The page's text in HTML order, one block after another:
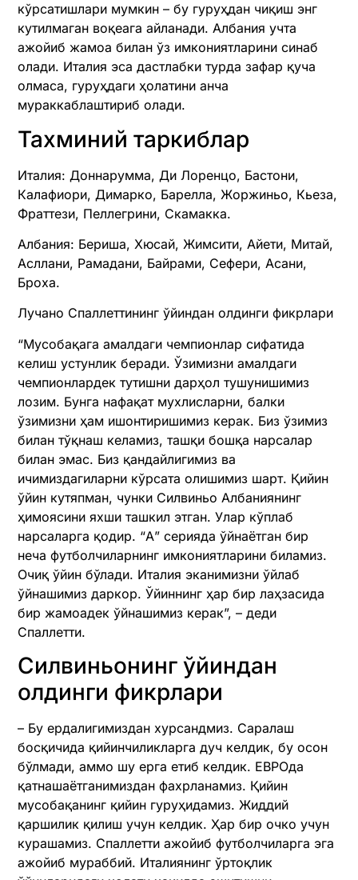
кўрсатишлари мумкин – бу гуруҳдан чиқиш энг
кутилмаган воқеага айланади. Албания учта
ажойиб жамоа билан ўз имкониятларини синаб
олади. Италия эса дастлабки турда зафар қуча
олмаса, гуруҳдаги ҳолатини анча
мураккаблаштириб олади.
Тахминий таркиблар
Италия: Доннарумма, Ди Лоренцо, Бастони,
Калафиори, Димарко, Барелла, Жоржиньо, Кьеза,
Фраттези, Пеллегрини, Скамакка.
Албания: Бериша, Хюсай, Жимсити, Айети, Митай,
Асллани, Рамадани, Байрами, Сефери, Асани,
Броха.
Лучано Спаллеттининг ўйиндан олдинги фикрлари
“Мусобақага амалдаги чемпионлар сифатида
келиш устунлик беради. Ўзимизни амалдаги
чемпионлардек тутишни дарҳол тушунишимиз
лозим. Бунга нафақат мухлисларни, балки
ўзимизни ҳам ишонтиришимиз керак. Биз ўзимиз
билан тўқнаш келамиз, ташқи бошқа нарсалар
билан эмас. Биз қандайлигимиз ва
ичимиздагиларни кўрсата олишимиз шарт. Қийин
ўйин кутяпман, чунки Силвиньо Албаниянинг
ҳимоясини яхши ташкил этган. Улар кўплаб
нарсаларга қодир. “А” серияда ўйнаётган бир
неча футболчиларнинг имкониятларини биламиз.
Очиқ ўйин бўлади. Италия эканимизни ўйлаб
ўйнашимиз даркор. Ўйиннинг ҳар бир лаҳзасида
бир жамоадек ўйнашимиз керак”, – деди
Спаллетти.
Силвиньонинг ўйиндан
олдинги фикрлари
– Бу ердалигимиздан хурсандмиз. Саралаш
босқичида қийинчиликларга дуч келдик, бу осон
бўлмади, аммо шу ерга етиб келдик. ЕВРОда
қатнашаётганимиздан фахрланамиз. Қийин
мусобақанинг қийин гуруҳидамиз. Жиддий
қаршилик қилиш учун келдик. Ҳар бир очко учун
курашамиз. Спаллетти ажойиб футболчиларга эга
ажойиб мураббий. Италиянинг ўртоқлик